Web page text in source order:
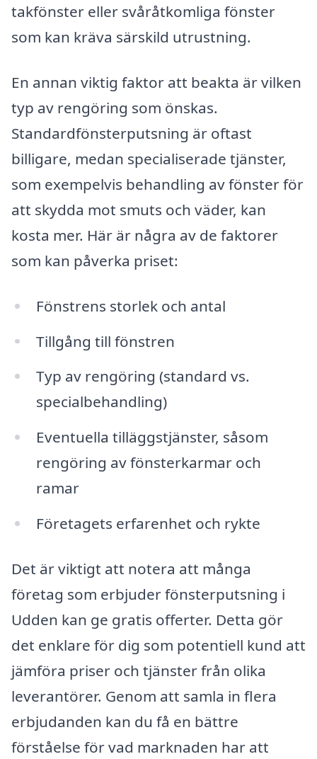
takfönster eller svåråtkomliga fönster
som kan kräva särskild utrustning.
En annan viktig faktor att beakta är vilken
typ av rengöring som önskas.
Standardfönsterputsning är oftast
billigare, medan specialiserade tjänster,
som exempelvis behandling av fönster för
att skydda mot smuts och väder, kan
kosta mer. Här är några av de faktorer
som kan påverka priset:
Fönstrens storlek och antal
Tillgång till fönstren
Typ av rengöring (standard vs.
specialbehandling)
Eventuella tilläggstjänster, såsom
rengöring av fönsterkarmar och
ramar
Företagets erfarenhet och rykte
Det är viktigt att notera att många
företag som erbjuder fönsterputsning i
Udden kan ge gratis offerter. Detta gör
det enklare för dig som potentiell kund att
jämföra priser och tjänster från olika
leverantörer. Genom att samla in flera
erbjudanden kan du få en bättre
förståelse för vad marknaden har att